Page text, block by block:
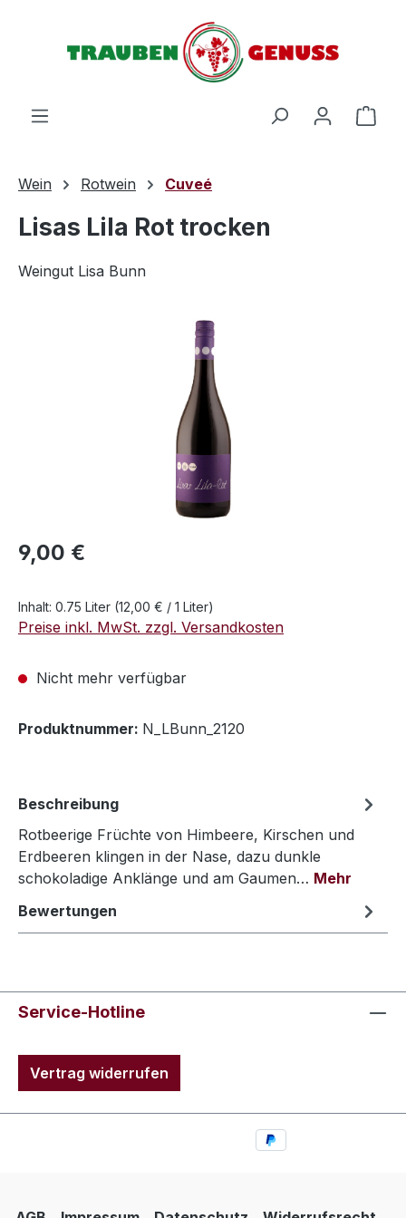
Wein Rotwein Cuveé
Lisas Lila Rot trocken
Weingut Lisa Bunn
Bildergalerie überspringen
Regulärer Preis:
9,00 €
Inhalt: 0.75 Liter (12,00 € / 1 Liter)
Preise inkl. MwSt. zzgl. Versandkosten
Nicht mehr verfügbar
Produktnummer: N_LBunn_2120
Beschreibung
Rotbeerige Früchte von Himbeere, Kirschen und
Erdbeeren klingen in der Nase, dazu dunkle
schokoladige Anklänge und am Gaumen… Mehr
Bewertungen
Service-Hotline
Vertrag widerrufen